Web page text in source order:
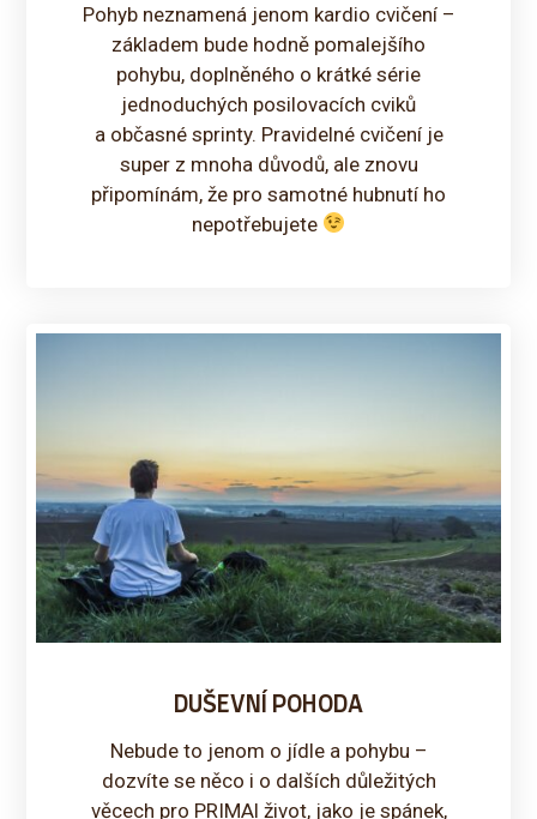
Pohyb neznamená jenom kardio cvičení –
základem bude hodně pomalejšího
pohybu, doplněného o krátké série
jednoduchých posilovacích cviků
a občasné sprinty. Pravidelné cvičení je
super z mnoha důvodů, ale znovu
připomínám, že pro samotné hubnutí ho
nepotřebujete
DUŠEVNÍ POHODA
Nebude to jenom o jídle a pohybu –
dozvíte se něco i o dalších důležitých
věcech pro PRIMAl život, jako je spánek,